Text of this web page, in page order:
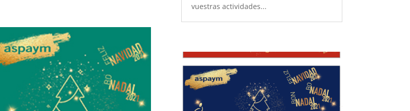
vuestras actividades...